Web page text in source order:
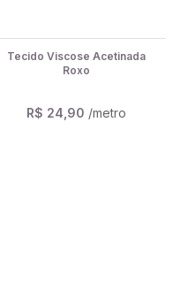
Tecido Viscose Acetinada
Roxo
R$ 24,90 /metro